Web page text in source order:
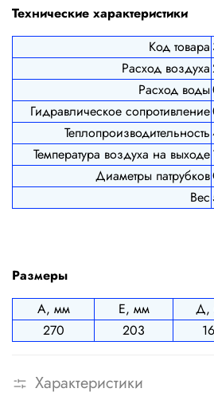
Технические характеристики
Код товара
Расход воздуха
Расход воды
Гидравлическое сопротивление
Теплопроизводительность
Температура воздуха на выходе
Диаметры патрубков
Вес
Размеры
А, мм
Е, мм Д,
270
203
Характеристики